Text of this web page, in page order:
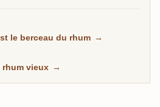
le berceau du rhum →
rhum vieux →